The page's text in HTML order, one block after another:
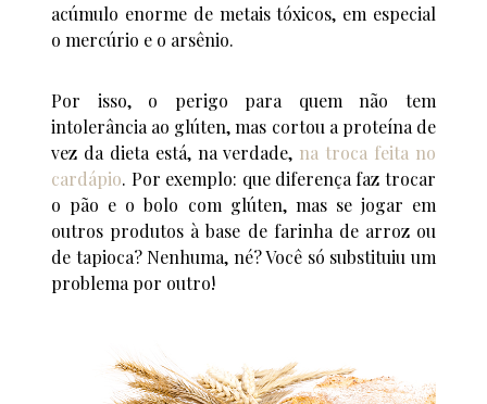
acúmulo enorme de metais tóxicos, em especial
o mercúrio e o arsênio.
Por isso, o perigo para quem não tem
intolerância ao glúten, mas cortou a proteína de
vez da dieta está, na verdade, na troca feita no
cardápio. Por exemplo: que diferença faz trocar
o pão e o bolo com glúten, mas se jogar em
outros produtos à base de farinha de arroz ou
de tapioca? Nenhuma, né? Você só substituiu um
problema por outro!